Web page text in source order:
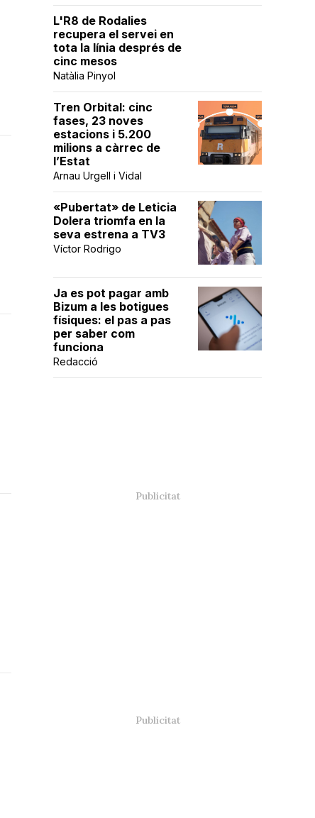
L'R8 de Rodalies
recupera el servei en
tota la línia després de
cinc mesos
Natàlia Pinyol
Tren Orbital: cinc
fases, 23 noves
estacions i 5.200
milions a càrrec de
l’Estat
Arnau Urgell i Vidal
«Pubertat» de Leticia
Dolera triomfa en la
seva estrena a TV3
Víctor Rodrigo
Ja es pot pagar amb
Bizum a les botigues
físiques: el pas a pas
per saber com
funciona
Redacció